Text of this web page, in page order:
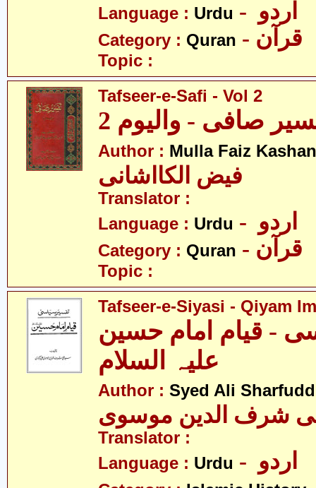
Language : Urdu
Category : Quran - قرآن
Topic :
Tafseer-e-Safi - Vol 2
صافی - والیوم 2
Author : Mulla Faiz
فیض الکااشانی
Translator :
Language : Urdu
Category : Quran - قرآن
Topic :
Tafseer-e-Siyasi - Qiyam
- قیام امام حسین
علیہ السلام
Author : Syed Ali
شرف الدین موسوی
Translator :
Language : Urdu